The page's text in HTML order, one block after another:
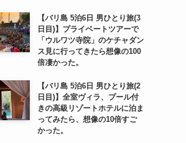
【バリ島 5泊6日 男ひとり旅(3
日目)】プライベートツアーで
「ウルワツ寺院」のケチャダン
ス見に行ってきたら想像の100
倍凄かった。
【バリ島 5泊6日 男ひとり旅(2
日目)】全室ヴィラ、プール付
きの高級リゾートホテルに泊ま
ってみたら、想像の10倍すご
かった。